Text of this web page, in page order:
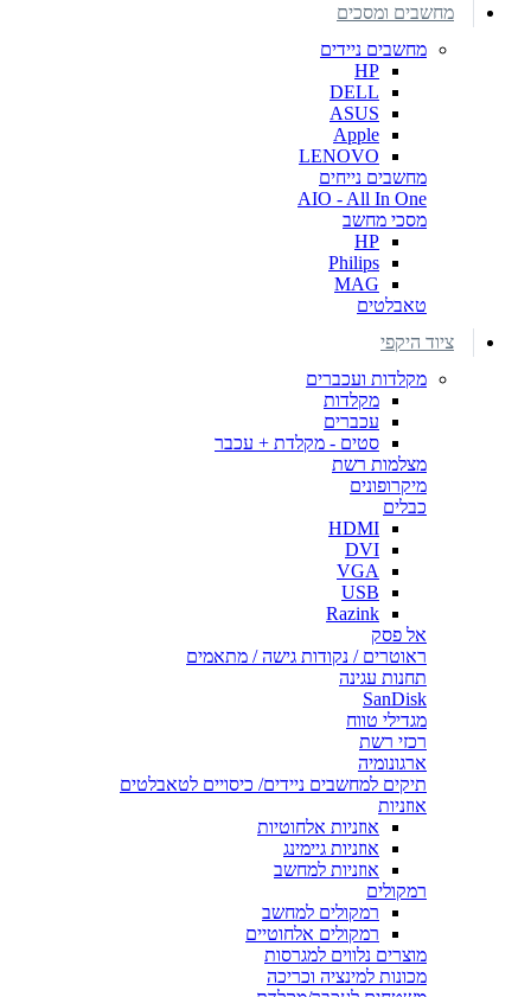
מחשבים ומסכים
מחשבים ניידים
HP
DELL
ASUS
Apple
LENOVO
מחשבים נייחים
AIO - All In One
מסכי מחשב
HP
Philips
MAG
טאבלטים
ציוד היקפי
מקלדות ועכברים
מקלדות
עכברים
סטים - מקלדת + עכבר
מצלמות רשת
מיקרופונים
כבלים
HDMI
DVI
VGA
USB
Razink
אל פסק
ראוטרים / נקודות גישה / מתאמים
תחנות עגינה
SanDisk
מגדילי טווח
רכזי רשת
ארגונומיה
תיקים למחשבים ניידים/ כיסויים לטאבלטים
אוזניות
אוזניות אלחוטיות
אוזניות גיימינג
אוזניות למחשב
רמקולים
רמקולים למחשב
רמקולים אלחוטיים
מוצרים נלווים למגרסות
מכונות למינציה וכריכה